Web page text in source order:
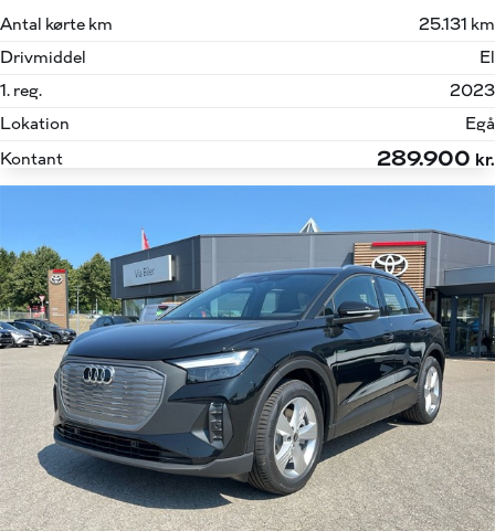
Antal kørte km
25.131 km
Drivmiddel
El
1. reg.
2023
Lokation
Egå
Kontant
289.900 kr.